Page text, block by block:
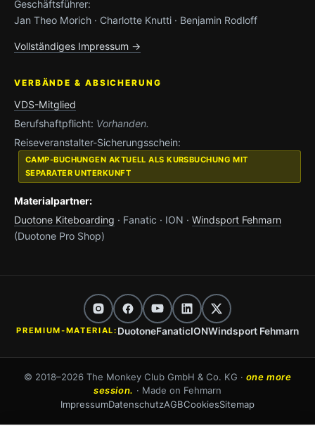
Geschäftsführer:
Jan Theo Morich · Charlotte Knutti · Benjamin Rodloff
Vollständiges Impressum →
VERBÄNDE & ABSICHERUNG
VDS-Mitglied
Berufshaftpflicht: Vorhanden.
Reiseveranstalter-Sicherungsschein:
CAMP-BUCHUNGEN AKTUELL ALS KURSBUCHUNG MIT
SEPARATER UNTERKUNFT
Materialpartner:
Duotone Kiteboarding · Fanatic · ION · Windsport Fehmarn
(Duotone Pro Shop)
PREMIUM-MATERIAL: DuotoneFanaticIONWindsport Fehmarn
© 2018–2026 The Monkey Club GmbH & Co. KG · one more
session. · Made on Fehmarn
ImpressumDatenschutzAGBCookiesSitemap